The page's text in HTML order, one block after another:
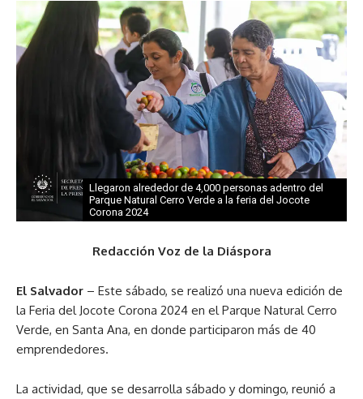
Llegaron alrededor de 4,000 personas adentro del
Parque Natural Cerro Verde a la feria del Jocote
Corona 2024
Redacción Voz de la Diáspora
El Salvador – Este sábado, se realizó una nueva edición de
la Feria del Jocote Corona 2024 en el Parque Natural Cerro
Verde, en Santa Ana, en donde participaron más de 40
emprendedores.
La actividad, que se desarrolla sábado y domingo, reunió a